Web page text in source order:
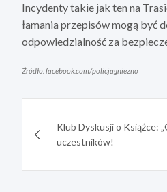
Incydenty takie jak ten na
łamania przepisów mogą być
odpowiedzialność za
Źródło: facebook.com/policjagniezno
wpisuKlub Dyskusji o Książce:
uczestników!